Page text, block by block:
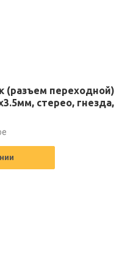
(разъем переходной)
стерео, гнезда,